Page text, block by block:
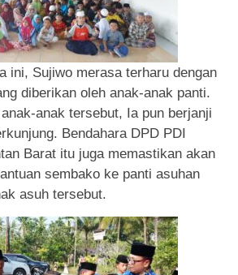
ini, Sujiwo merasa terharu dengan
diberikan oleh anak-anak panti.
anak tersebut, Ia pun berjanji
Bendahara DPD PDI
Barat itu juga memastikan akan
sembako ke panti asuhan
asuh tersebut.